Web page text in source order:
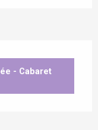
- Cabaret